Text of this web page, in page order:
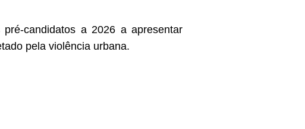
candidatos a 2026 a apresentar
pela violência urbana.